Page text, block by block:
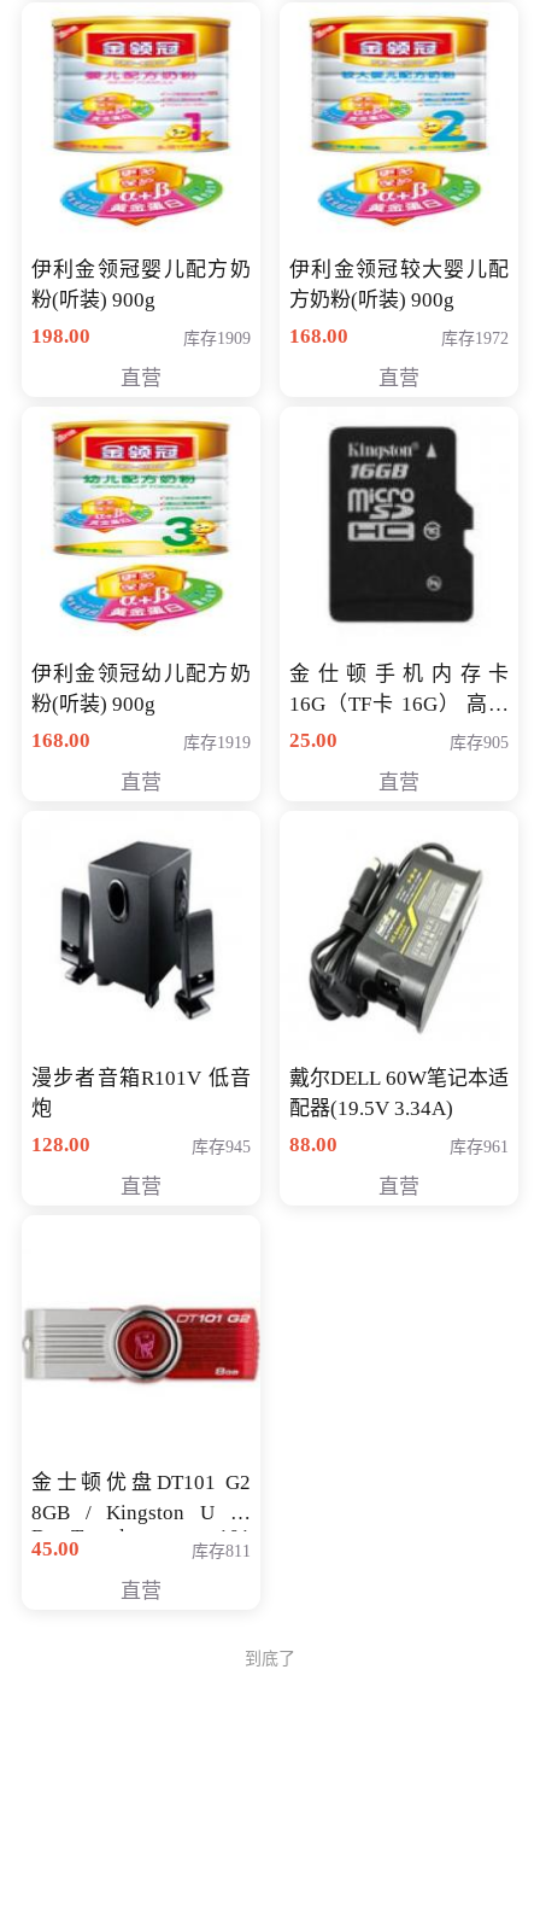
伊利金领冠婴儿配方奶
粉(听装) 900g
198.00
库存1909
直营
伊利金领冠较大婴儿配
方奶粉(听装) 900g
168.00
库存1972
直营
伊利金领冠幼儿配方奶
粉(听装) 900g
168.00
库存1919
直营
金仕顿手机内存卡
16G（TF卡 16G） 高速
卡 CLASS 10
25.00 库存905
直营
漫步者音箱R101V 低音
炮
128.00
库存945
直营
戴尔DELL 60W笔记本适
配器(19.5V 3.34A)
88.00
库存961
直营
金士顿优盘DT101 G2
8GB / Kingston U 盘
DataTraveler 101
Generati
45.00 库存811
直营
到底了